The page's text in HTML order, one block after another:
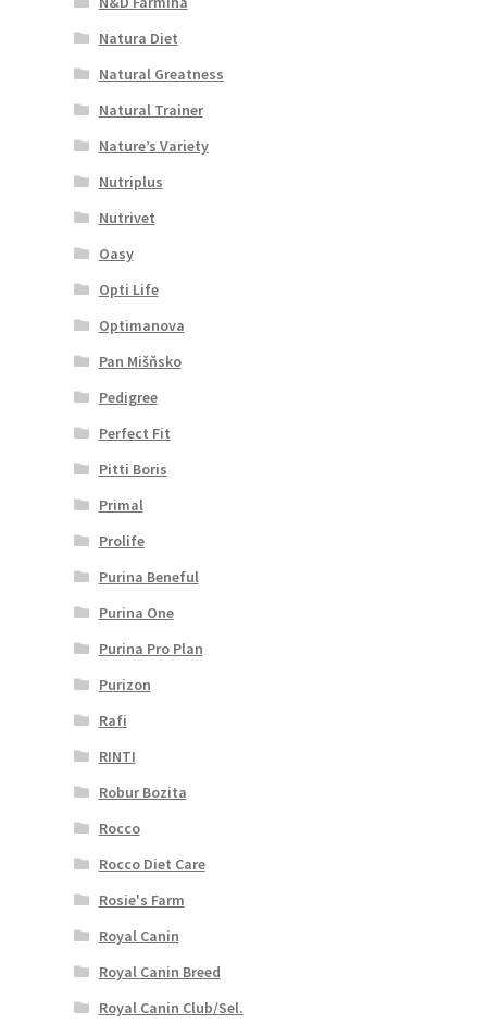
Natura Diet
Natural Greatness
Natural Trainer
Nature’s Variety
Nutriplus
Nutrivet
Oasy
Opti Life
Optimanova
Pan Mišňsko
Pedigree
Perfect Fit
Pitti Boris
Primal
Prolife
Purina Beneful
Purina One
Purina Pro Plan
Purizon
Rafi
RINTI
Robur Bozita
Rocco
Rocco Diet Care
Rosie's Farm
Royal Canin
Royal Canin Breed
Royal Canin Club/Sel.